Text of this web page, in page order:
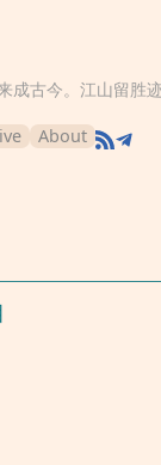
成古今。江山留胜
About